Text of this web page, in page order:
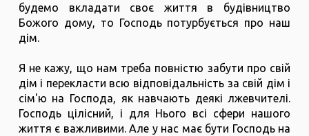
будемо вкладати своє життя в будівництво
Божого дому, то Господь потурбується про наш
дім.
Я не кажу, що нам треба повністю забути про свій
дім і перекласти всю відповідальність за свій дім і
сім'ю на Господа, як навчають деякі лжевчителі.
Господь цілісний, і для Нього всі сфери нашого
життя є важливими. Але у нас має бути Господь на